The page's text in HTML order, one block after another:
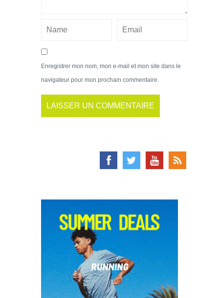
Enregistrer mon nom, mon e-mail et mon site dans le
navigateur pour mon prochain commentaire.